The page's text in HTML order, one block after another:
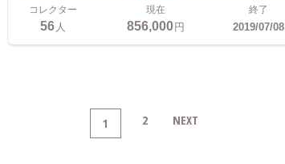
コレクター
56人
現在
856,000円
終了
2019/07/08
1 2 NEXT